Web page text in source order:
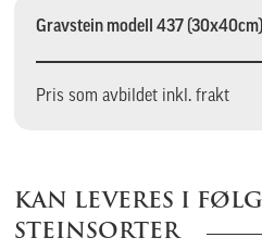
Gravstein modell 437 (30x40cm)
Pris som avbildet inkl. frakt
KAN LEVERES I
STEINSORTER